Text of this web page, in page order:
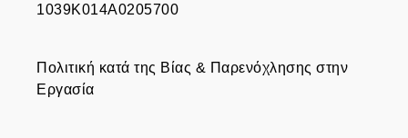
1039Κ014Α0205700
Πολιτική κατά της Βίας & Παρενόχλησης στην
Εργασία